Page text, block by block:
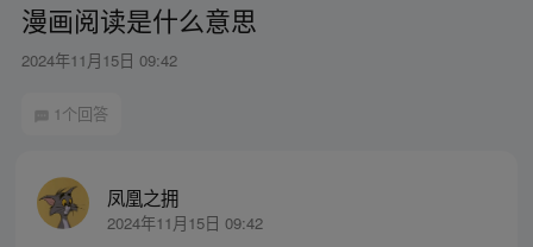
漫画阅读是什么意思
2024年11月15日 09:42
1个回答
凤凰之拥
2024年11月15日 09:42